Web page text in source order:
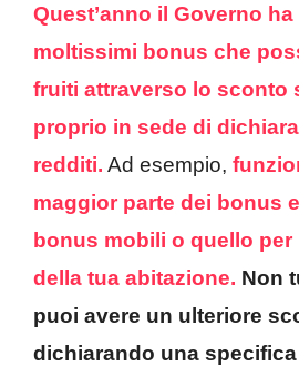
Quest’anno il Governo
moltissimi bonus che
fruiti attraverso lo sconto
proprio in sede di
redditi. Ad esempio,
maggior parte dei bonus
bonus mobili o quello per
della tua abitazione. Non
puoi avere un ulteriore
dichiarando una